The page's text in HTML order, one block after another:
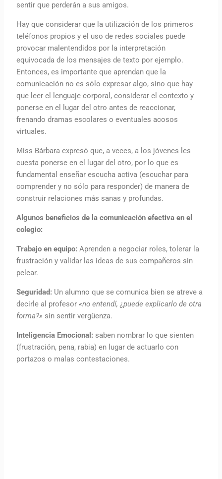
sentir que perderán a sus amigos.
Hay que considerar que la utilización de los primeros
teléfonos propios y el uso de redes sociales puede
provocar malentendidos por la interpretación
equivocada de los mensajes de texto por ejemplo.
Entonces, es importante que aprendan que la
comunicación no es sólo expresar algo, sino que hay
que leer el lenguaje corporal, considerar el contexto y
ponerse en el lugar del otro antes de reaccionar,
frenando dramas escolares o eventuales acosos
virtuales.
Miss Bárbara expresó que, a veces, a los jóvenes les
cuesta ponerse en el lugar del otro, por lo que es
fundamental enseñar escucha activa (escuchar para
comprender y no sólo para responder) de manera de
construir relaciones más sanas y profundas.
Algunos beneficios de la comunicación efectiva en el
colegio:
Trabajo en equipo: Aprenden a negociar roles, tolerar la
frustración y validar las ideas de sus compañeros sin
pelear.
Seguridad: Un alumno que se comunica bien se atreve a
decirle al profesor «no entendí, ¿puede explicarlo de otra
forma?» sin sentir vergüenza.
Inteligencia Emocional: saben nombrar lo que sienten
(frustración, pena, rabia) en lugar de actuarlo con
portazos o malas contestaciones.